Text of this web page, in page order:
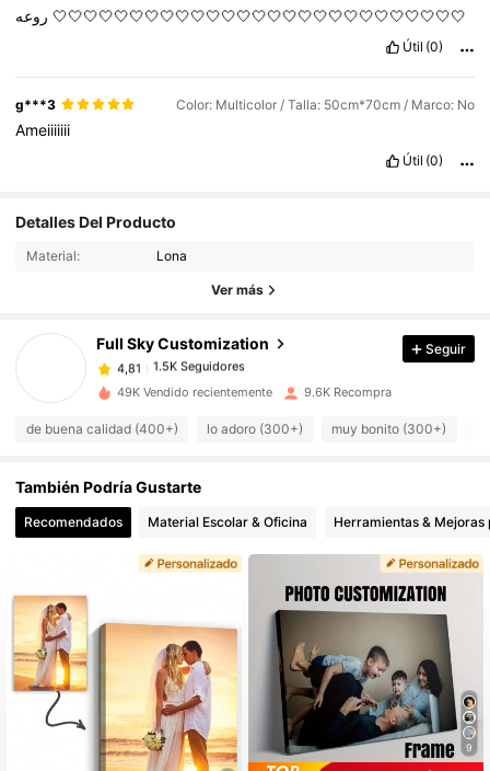
روعه🤍🤍🤍🤍🤍🤍🤍🤍🤍🤍🤍🤍🤍🤍🤍🤍🤍🤍🤍🤍🤍🤍🤍🤍🤍🤍🤍
Útil (0)
g***3 Color: Multicolor / Talla: 50cm*70cm / Marco: No
Ameiiiiiii
Útil (0)
Detalles Del Producto
Material: Lona
Ver más
Full Sky Customization
4,81 1.5K Seguidores
1.5K Seguidores
4,81
1.5K Seguidores
l***n pagó Hace 1 día
4,81 1.5K Seguidores
4,81
4,81 1.5K Seguidores
1.5K Seguidores
1.5K Seguidores
Seguir
49K Vendido recientemente 9.6K Recompra
de buena calidad (400+) lo adoro (300+) muy bonito (300+)
También Podría Gustarte
Recomendados Material Escolar & Oficina Herramientas & Mejoras
9